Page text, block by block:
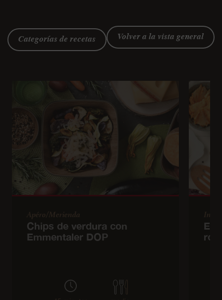
Categorías de recetas Volver a la vista general
Apéro/Merienda
Chips de verdura con
Emmentaler DOP
Inicio